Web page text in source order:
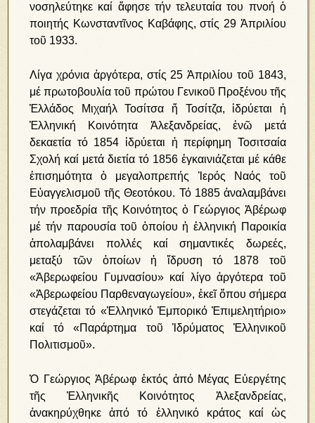
νοσηλεύτηκε καί ἄφησε τήν τελευταία του πνοή ὁ
ποιητής Κωνσταντῖνος Καβάφης, στίς 29 Ἀπριλίου
τοῦ 1933.
Λίγα χρόνια ἀργότερα, στίς 25 Ἀπριλίου τοῦ 1843,
μέ πρωτοβουλία τοῦ πρώτου Γενικοῦ Προξένου τῆς
Ἑλλάδος Μιχαήλ Τοσίτσα ἤ Τοσίτζα, ἱδρύεται ἡ
Ἑλληνική Κοινότητα Ἀλεξανδρείας, ἐνῶ μετά
δεκαετία τό 1854 ἱδρύεται ἡ περίφημη Τοσιτσαία
Σχολή καί μετά διετία τό 1856 ἐγκαινιάζεται μέ κάθε
ἐπισημότητα ὁ μεγαλοπρεπής Ἱερός Ναός τοῦ
Εὐαγγελισμοῦ τῆς Θεοτόκου. Τό 1885 ἀναλαμβάνει
τήν προεδρία τῆς Κοινότητος ὁ Γεώργιος Ἀβέρωφ
μέ τήν παρουσία τοῦ ὁποίου ἡ ἑλληνική Παροικία
ἀπολαμβάνει πολλές καί σημαντικές δωρεές,
μεταξύ τῶν ὁποίων ἡ ἵδρυση τό 1878 τοῦ
«Ἀβερωφείου Γυμνασίου» καί λίγο ἀργότερα τοῦ
«Ἀβερωφείου Παρθεναγωγείου», ἐκεῖ ὅπου σήμερα
στεγάζεται τό «Ἑλληνικό Ἐμπορικό Ἐπιμελητήριο»
καί τό «Παράρτημα τοῦ Ἱδρύματος Ἑλληνικοῦ
Πολιτισμοῦ».
Ὁ Γεώργιος Ἀβέρωφ ἐκτός ἀπό Μέγας Εὐεργέτης
τῆς Ἑλληνικῆς Κοινότητος Ἀλεξανδρείας,
ἀνακηρύχθηκε ἀπό τό ἑλληνικό κράτος καί ὡς